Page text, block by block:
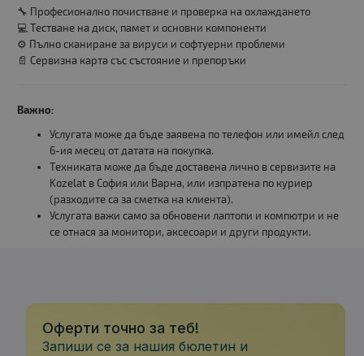
🔧 Професионално почистване и проверка на охлаждането
💻 Тестване на диск, памет и основни компоненти
⚙️ Пълно сканиране за вируси и софтуерни проблеми
📄 Сервизна карта със състояние и препоръки
Важно:
Услугата може да бъде заявена по телефон или имейл след
6-ия месец от датата на покупка.
Техниката може да бъде доставена лично в сервизите на
Kozelat в София или Варна, или изпратена по куриер
(разходите са за сметка на клиента).
Услугата важи само за обновени лаптопи и компютри и не
се отнася за монитори, аксесоари и други продукти.
Оферти точно за теб!
Запиши се за нашия бюлетин и